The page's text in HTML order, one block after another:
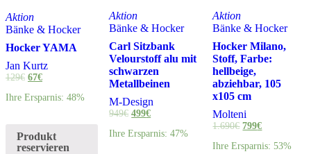
Aktion
Bänke & Hocker
Hocker YAMA
Jan Kurtz
129€ 67€
Ihre Ersparnis: 48%
Produkt
reservieren
Aktion
Bänke & Hocker
Carl Sitzbank
Velourstoff alu mit
schwarzen
Metallbeinen
M-Design
949€ 499€
Ihre Ersparnis: 47%
Aktion
Bänke & Hocker
Hocker Milano,
Stoff, Farbe:
hellbeige,
abziehbar, 105
x105 cm
Molteni
1.690€ 799€
Ihre Ersparnis: 53%